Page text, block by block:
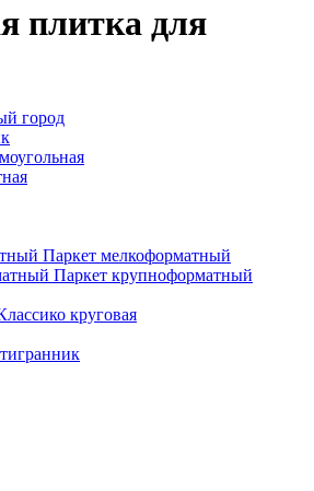
плитка для
город
Паркет мелкоформатный
Паркет крупноформатный
круговая